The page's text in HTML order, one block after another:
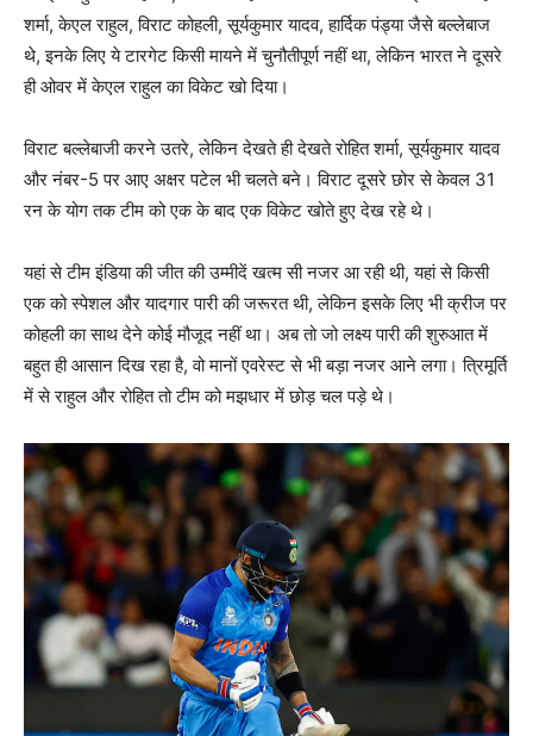
शर्मा, केएल राहुल, विराट कोहली, सूर्यकुमार यादव, हार्दिक पंड्या जैसे बल्लेबाज
थे, इनके लिए ये टारगेट किसी मायने में चुनौतीपूर्ण नहीं था, लेकिन भारत ने दूसरे
ही ओवर में केएल राहुल का विकेट खो दिया।
विराट बल्लेबाजी करने उतरे, लेकिन देखते ही देखते रोहित शर्मा, सूर्यकुमार यादव
और नंबर-5 पर आए अक्षर पटेल भी चलते बने। विराट दूसरे छोर से केवल 31
रन के योग तक टीम को एक के बाद एक विकेट खोते हुए देख रहे थे।
यहां से टीम इंडिया की जीत की उम्मीदें खत्म सी नजर आ रही थी, यहां से किसी
एक को स्पेशल और यादगार पारी की जरूरत थी, लेकिन इसके लिए भी क्रीज पर
कोहली का साथ देने कोई मौजूद नहीं था। अब तो जो लक्ष्य पारी की शुरुआत में
बहुत ही आसान दिख रहा है, वो मानों एवरेस्ट से भी बड़ा नजर आने लगा। त्रिमूर्ति
में से राहुल और रोहित तो टीम को मझधार में छोड़ चल पड़े थे।